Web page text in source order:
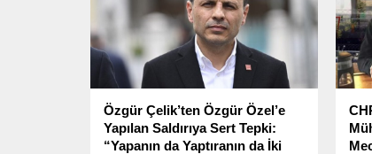
yumruklu saldırısına uğradı.
Özgür Çelik’ten Özgür Özel’e
Yapılan Saldırıya Sert Tepki:
“Yapanın da Yaptıranın da İki